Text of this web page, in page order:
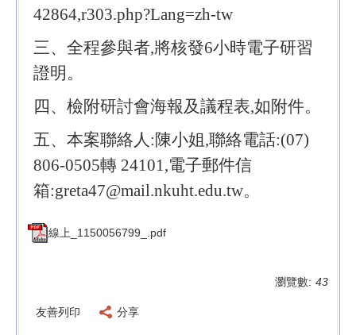
42864,r303.php?Lang=zh-tw
三、全程參與者,將核發6小時電子研習
證明。
四、檢附研討會海報及議程表,如附件。
五、本案聯絡人:陳小姐,聯絡電話:(07)
806-0505轉 24101,電子郵件信
箱:greta47@mail.nkuht.edu.tw。
線上_1150056799_.pdf
瀏覽數: 43
友善列印 分享